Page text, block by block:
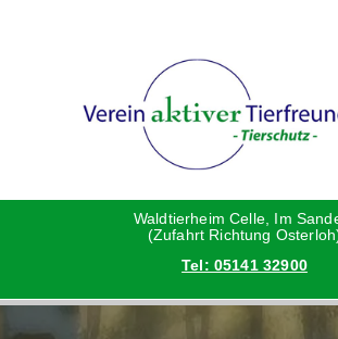
Waldtierheim Celle, Im
(Zufahrt Richtung
Tel: 05141 32900
Katzen
Danke an die Helfer
Vorstand
Satzung